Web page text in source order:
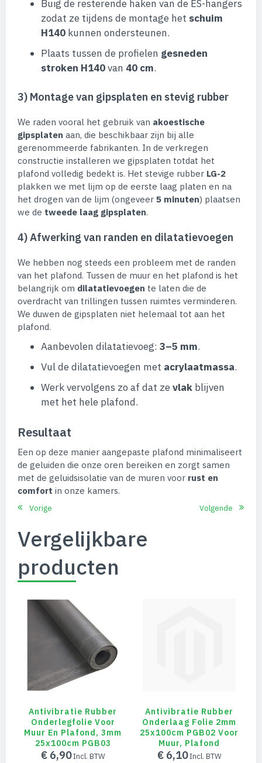
Buig de resterende haken van de ES-hangers
zodat ze tijdens de montage het schuim
H140 kunnen ondersteunen.
Plaats tussen de profielen gesneden
stroken H140van 40 cm.
3) Montage van gipsplaten en stevig rubber
We raden vooral het gebruik van akoestische
gipsplaten aan, die beschikbaar zijn bij alle
gerenommeerde fabrikanten. In de verkregen
constructie installeren we gipsplaten totdat het
plafond volledig bedekt is. Het stevige rubber LG-2
plakken we met lijm op de eerste laag platen en na
het drogen van de lijm (ongeveer 5 minuten) plaatsen
we de tweede laag gipsplaten.
4) Afwerking van randen en dilatatievoegen
We hebben nog steeds een probleem met de randen
van het plafond. Tussen de muur en het plafond is het
belangrijk om dilatatievoegen te laten die de
overdracht van trillingen tussen ruimtes verminderen.
We duwen de gipsplaten niet helemaal tot aan het
plafond.
Aanbevolen dilatatievoeg: 3–5 mm.
Vul de dilatatievoegen met acrylaatmassa.
Werk vervolgens zo af dat zevlak blijven
met het hele plafond.
Resultaat
Een op deze manier aangepaste plafond minimaliseert
de geluiden die onze oren bereiken en zorgt samen
met de geluidsisolatie van de muren voor rust en
comfort in onze kamers.
Vorige Volgende
Vergelijkbare
producten
Antivibratie Rubber
Onderlegfolie Voor
Muur En Plafond, 3mm
25x100cm PGB03
€ 6,90
Antivibratie Rubber
Onderlaag Folie 2mm
25x100cm PGB02 Voor
Muur, Plafond
€ 6,10